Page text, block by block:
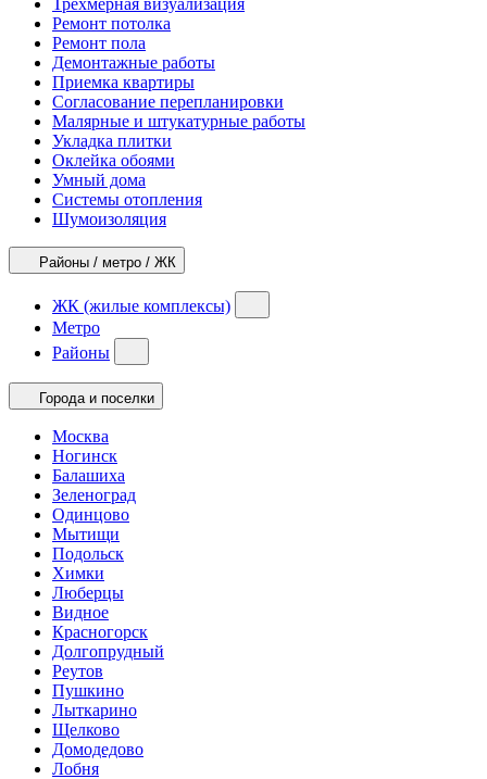
Трехмерная визуализация
Ремонт потолка
Ремонт пола
Демонтажные работы
Приемка квартиры
Согласование перепланировки
Малярные и штукатурные работы
Укладка плитки
Оклейка обоями
Умный дома
Системы отопления
Шумоизоляция
Районы / метро / ЖК
ЖК (жилые комплексы)
Метро
Районы
Города и поселки
Москва
Ногинск
Балашиха
Зеленоград
Одинцово
Мытищи
Подольск
Химки
Люберцы
Видное
Красногорск
Долгопрудный
Реутов
Пушкино
Лыткарино
Щелково
Домодедово
Лобня